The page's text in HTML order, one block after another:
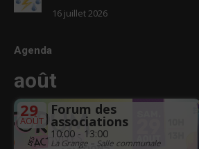
16 juillet 2026
Agenda
août
29
AOÛT
Forum des
associations
10:00 - 13:00
La Grange – Salle communale